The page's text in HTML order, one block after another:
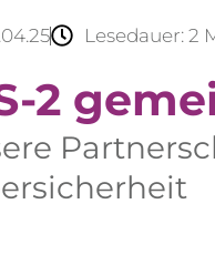
Lesedauer: 2
2